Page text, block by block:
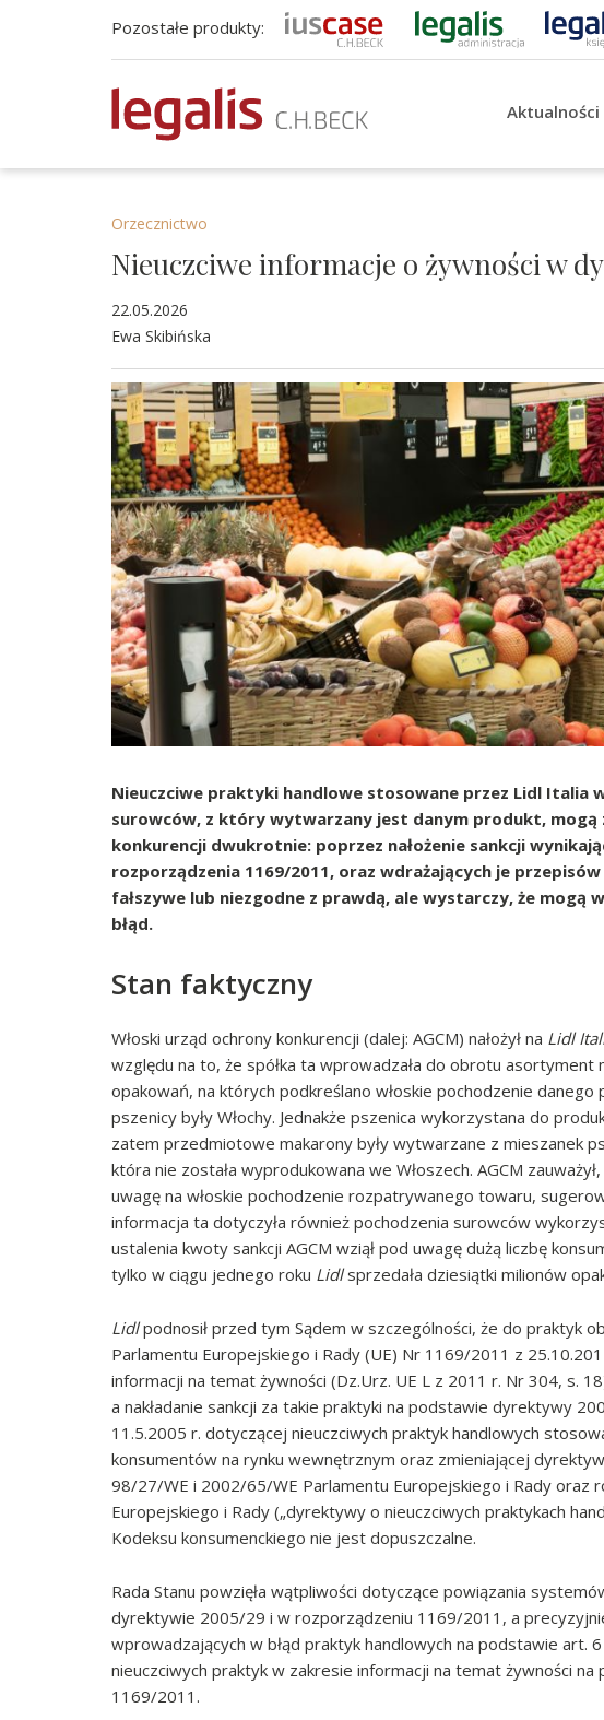
Pozostałe produkty:
Aktualności
Orzecznictwo
Nieuczciwe informacje o żywności w
22.05.2026
Ewa Skibińska
Nieuczciwe praktyki handlowe stosowane przez Lidl Italia
surowców, z który wytwarzany jest danym produkt,
konkurencji dwukrotnie: poprzez nałożenie sankcji
rozporządzenia 1169/2011, oraz wdrażających je
fałszywe lub niezgodne z prawdą, ale wystarczy, że
błąd.
Stan faktyczny
Włoski urząd ochrony konkurencji (dalej: AGCM) nałożył na Lidl
względu na to, że spółka ta wprowadzała do obrotu
opakowań, na których podkreślano włoskie pochodzenie
pszenicy były Włochy. Jednakże pszenica wykorzystana do
zatem przedmiotowe makarony były wytwarzane z mieszanek
która nie została wyprodukowana we Włoszech. AGCM
uwagę na włoskie pochodzenie rozpatrywanego towaru,
informacja ta dotyczyła również pochodzenia surowców
ustalenia kwoty sankcji AGCM wziął pod uwagę dużą liczbę
tylko w ciągu jednego roku Lidlsprzedała dziesiątki milionów
Lidlpodnosił przed tym Sądem w szczególności, że do praktyk
Parlamentu Europejskiego i Rady (UE) Nr 1169/2011 z
informacji na temat żywności (Dz.Urz. UE L z 2011 r. Nr 304, s.
a nakładanie sankcji za takie praktyki na podstawie dyrektywy
11.5.2005 r. dotyczącej nieuczciwych praktyk handlowych
konsumentów na rynku wewnętrznym oraz zmieniającej
98/27/WE i 2002/65/WE Parlamentu Europejskiego i Rady oraz
Europejskiego i Rady („dyrektywy o nieuczciwych praktykach
Kodeksu konsumenckiego nie jest dopuszczalne.
Rada Stanu powzięła wątpliwości dotyczące powiązania
dyrektywie 2005/29 i w rozporządzeniu 1169/2011, a
wprowadzających w błąd praktyk handlowych na podstawie art.
nieuczciwych praktyk w zakresie informacji na temat żywności
1169/2011.